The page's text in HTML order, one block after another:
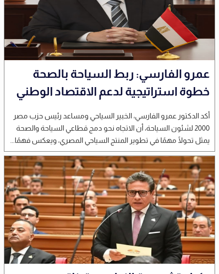
عمرو الفارسي: ربط السياحة بالصحة
خطوة استراتيجية لدعم الاقتصاد الوطني
أكد الدكتور عمرو الفارسي، الخبير السياحي ومساعد رئيس حزب مصر
2000 لشئون السياحة، أن الاتجاه نحو دمج قطاعي السياحة والصحة
يمثل تحولًا مهمًا في تطوير المنتج السياحي المصري، ويعكس فهمًا...